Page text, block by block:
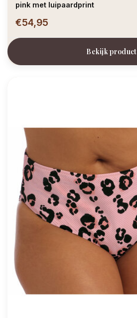
pink met luipaardprint
€54,95
Bekijk product